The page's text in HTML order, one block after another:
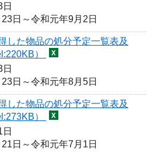
日～令和元年9月2日
した物品の処分予定一覧表及
）
日～令和元年8月5日
した物品の処分予定一覧表及
）
日～令和元年7月1日